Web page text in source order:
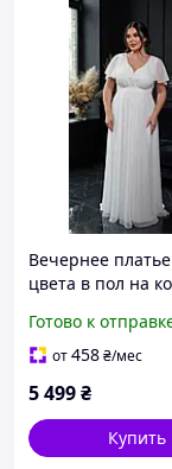
Вечернее
цвета в пол на
XL/XXL, белый
Готово к
от458₴/мес
5 499₴
Купить